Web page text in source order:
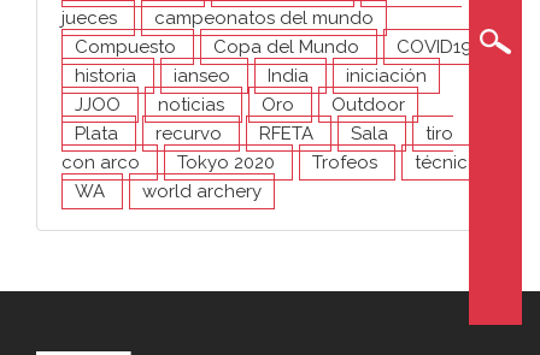
jueces
campeonatos del mundo
Compuesto
Copa del Mundo
COVID19
historia
ianseo India
iniciación
JJOO
noticias Oro
Outdoor
Plata
recurvo RFETA Sala
tiro
con arco
Tokyo 2020 Trofeos
técnica
WA
world archery